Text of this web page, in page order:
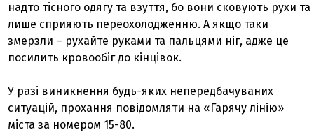
надто тісного одягу та взуття, бо вони сковують рухи та
лише сприяють переохолодженню. А якщо таки
змерзли – рухайте руками та пальцями ніг, адже це
посилить кровообіг до кінцівок.
У разі виникнення будь-яких непередбачуваних
ситуацій, прохання повідомляти на «Гарячу лінію»
міста за номером 15-80.